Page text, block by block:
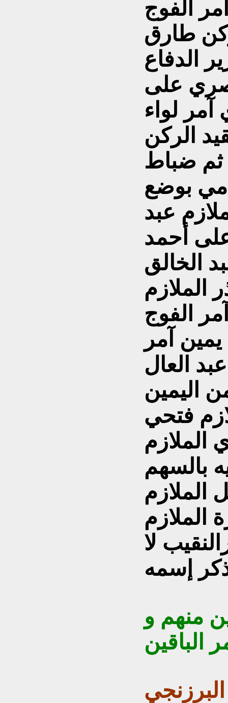
الفوج
طارق
الدفاع
على
لواء
الركن
ثم ضباط
بوضع
عبد
على أحمد
الخالق
الملازم
الفوج
يمين آمر
العال
اليمين
فتحي
الملازم
بالسهم
الملازم
الملازم
لا
إسمه
منهم و
الباقين